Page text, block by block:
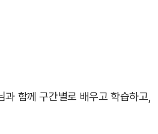
함께 구간별로 배우고 학습하고,